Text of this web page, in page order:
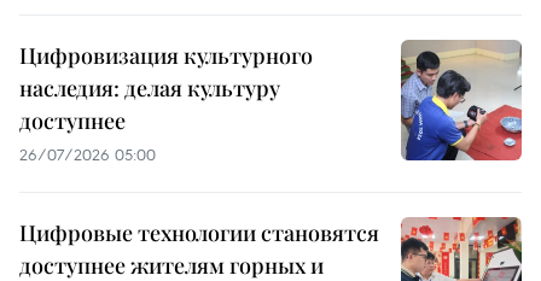
Цифровизация культурного
наследия: делая культуру
доступнее
26/07/2026 05:00
Цифровые технологии становятся
доступнее жителям горных и